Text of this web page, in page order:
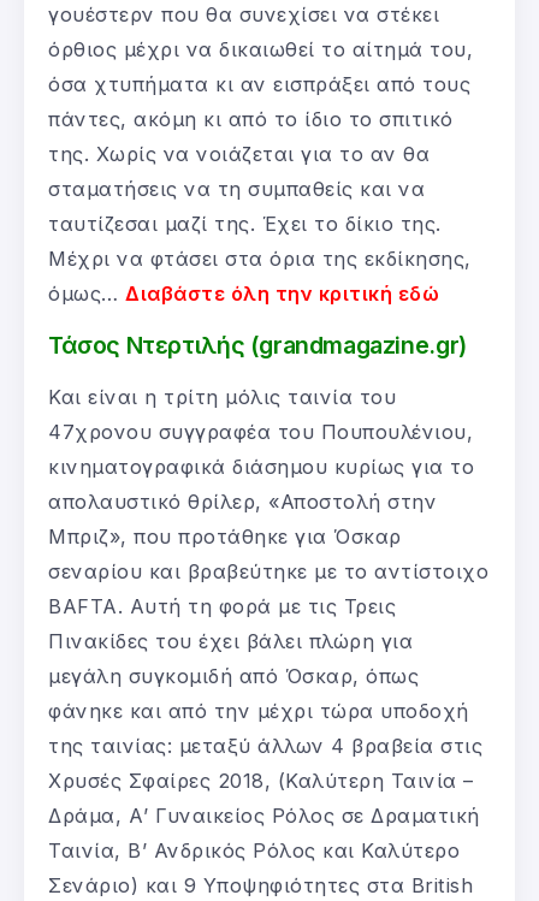
γουέστερν που θα συνεχίσει να στέκει
όρθιος μέχρι να δικαιωθεί το αίτημά του,
όσα χτυπήματα κι αν εισπράξει από τους
πάντες, ακόμη κι από το ίδιο το σπιτικό
της. Χωρίς να νοιάζεται για το αν θα
σταματήσεις να τη συμπαθείς και να
ταυτίζεσαι μαζί της. Έχει το δίκιο της.
Μέχρι να φτάσει στα όρια της εκδίκησης,
όμως… Διαβάστε όλη την κριτική εδώ
Τάσος Ντερτιλής (grandmagazine.gr)
Και είναι η τρίτη μόλις ταινία του
47χρονου συγγραφέα του Πουπουλένιου,
κινηματογραφικά διάσημου κυρίως για το
απολαυστικό θρίλερ, «Αποστολή στην
Μπριζ», που προτάθηκε για Όσκαρ
σεναρίου και βραβεύτηκε με το αντίστοιχο
BAFTA. Αυτή τη φορά με τις Τρεις
Πινακίδες του έχει βάλει πλώρη για
μεγάλη συγκομιδή από Όσκαρ, όπως
φάνηκε και από την μέχρι τώρα υποδοχή
της ταινίας: μεταξύ άλλων 4 βραβεία στις
Χρυσές Σφαίρες 2018, (Καλύτερη Ταινία –
Δράμα, Α’ Γυναικείος Ρόλος σε Δραματική
Ταινία, Β’ Ανδρικός Ρόλος και Καλύτερο
Σενάριο) και 9 Υποψηφιότητες στα British